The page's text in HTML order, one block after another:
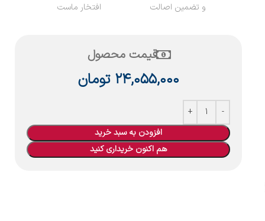
و تضمین اصالت افتخار ماست
قیمت محصول
۲۴,۰۵۵,۰۰۰ تومان
افزودن به سبد خرید
هم اکنون خریداری کنید